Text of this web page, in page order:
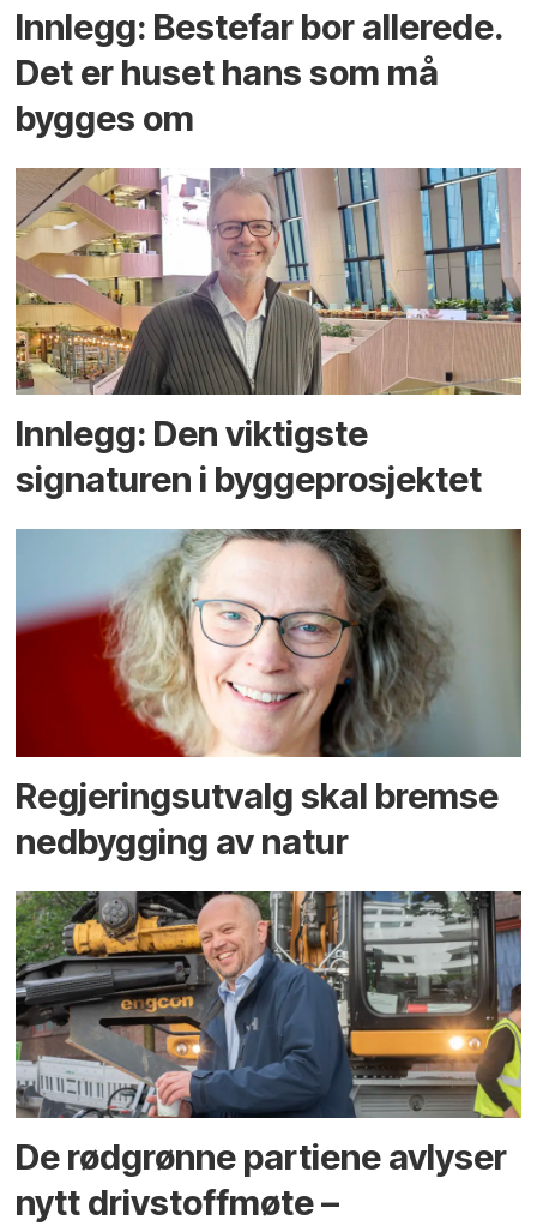
Innlegg: Bestefar bor allerede.
Det er huset hans som må
bygges om
Innlegg: Den viktigste
signaturen i bygge­­prosjektet
Regjerings­utvalg skal bremse
ned­bygging av natur
De rødgrønne partiene avlyser
nytt drivstoffmøte –